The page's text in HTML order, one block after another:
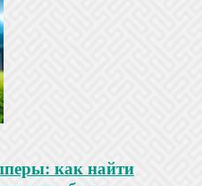
как найти